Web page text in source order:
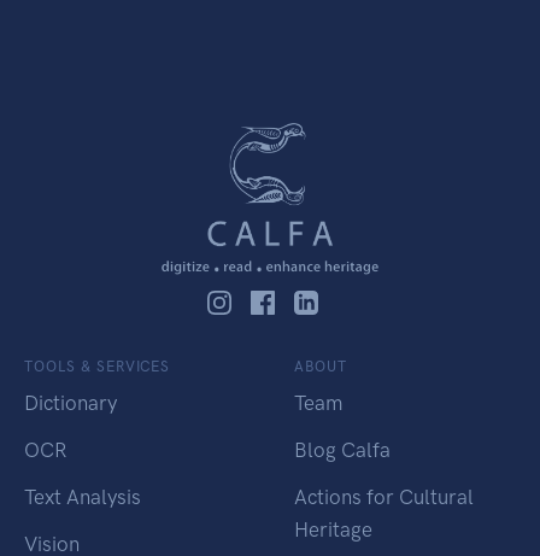
TOOLS & SERVICES
Dictionary
OCR
Text Analysis
Vision
ABOUT
Team
Blog Calfa
Actions for Cultural
Heritage